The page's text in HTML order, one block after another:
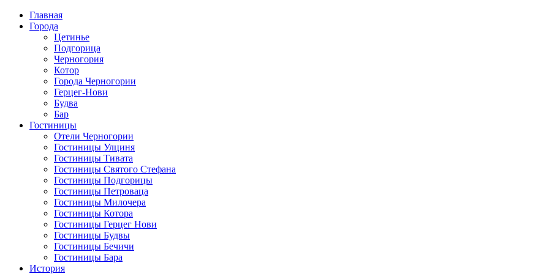
Главная
Города
Цетинье
Подгорица
Черногория
Котор
Города Черногории
Герцег-Нови
Будва
Бар
Гостиницы
Отели Черногории
Гостиницы Улциня
Гостиницы Тивата
Гостиницы Святого Стефана
Гостиницы Подгорицы
Гостиницы Петроваца
Гостиницы Милочера
Гостиницы Котора
Гостиницы Герцег Нови
Гостиницы Будвы
Гостиницы Бечичи
Гостиницы Бара
История